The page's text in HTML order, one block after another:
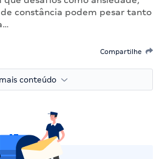
constância podem pesar tanto
Compartilhe
conteúdo